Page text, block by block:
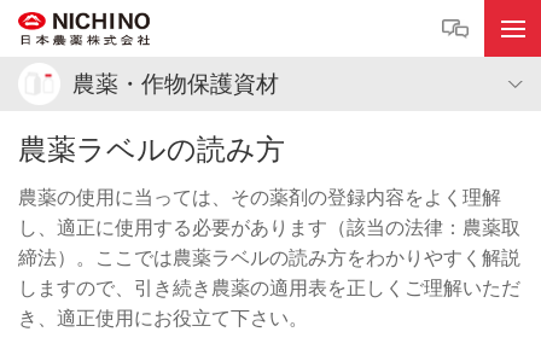
農薬・作物保護資材
農薬ラベルの読み方
農薬の使用に当っては、その薬剤の登録内容をよく理解
し、適正に使用する必要があります（該当の法律：農薬取
締法）。ここでは農薬ラベルの読み方をわかりやすく解説
しますので、引き続き農薬の適用表を正しくご理解いただ
き、適正使用にお役立て下さい。